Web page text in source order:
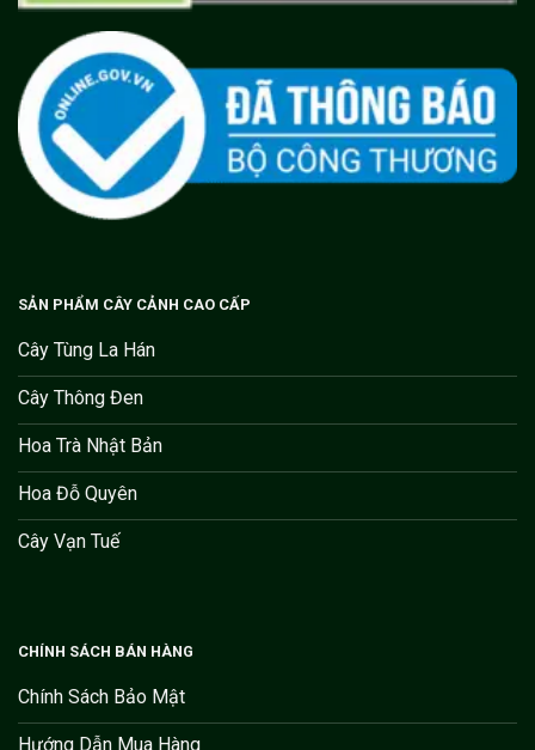
SẢN PHẨM CÂY CẢNH CAO CẤP
Cây Tùng La Hán
Cây Thông Đen
Hoa Trà Nhật Bản
Hoa Đỗ Quyên
Cây Vạn Tuế
CHÍNH SÁCH BÁN HÀNG
Chính Sách Bảo Mật
Hướng Dẫn Mua Hàng